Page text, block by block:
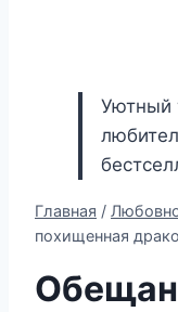
Уютный
Главная /
похищенная